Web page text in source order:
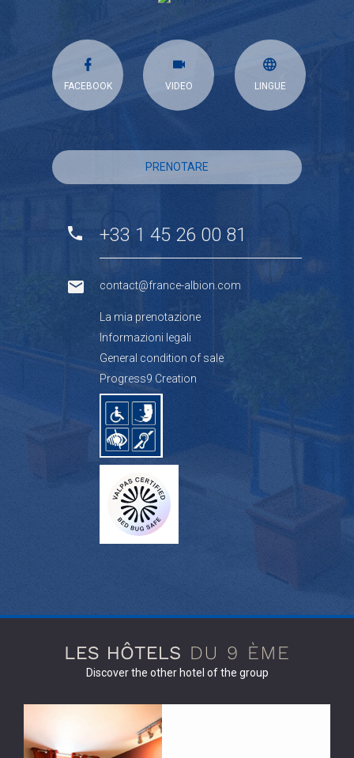
FACEBOOK VIDEO LINGUE
PRENOTARE
+33 1 45 26 00 81
contact@france-albion.com
La mia prenotazione
Informazioni legali
General condition of sale
Progress9 Creation
Discover the other hotel of the group